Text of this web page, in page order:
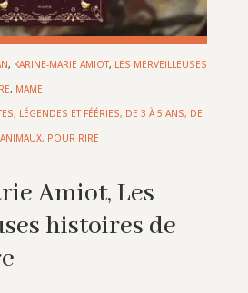
, KARINE-MARIE AMIOT, LES MERVEILLEUSES
, MAME
LÉGENDES ET FÉÉRIES, DE 3 À 5 ANS, DE
, POUR RIRE
Amiot, Les
histoires de